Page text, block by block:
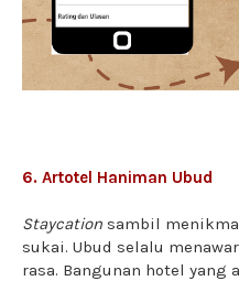
6. Artotel Haniman Ubud
Staycation sambil
sukai. Ubud selalu
rasa. Bangunan hotel